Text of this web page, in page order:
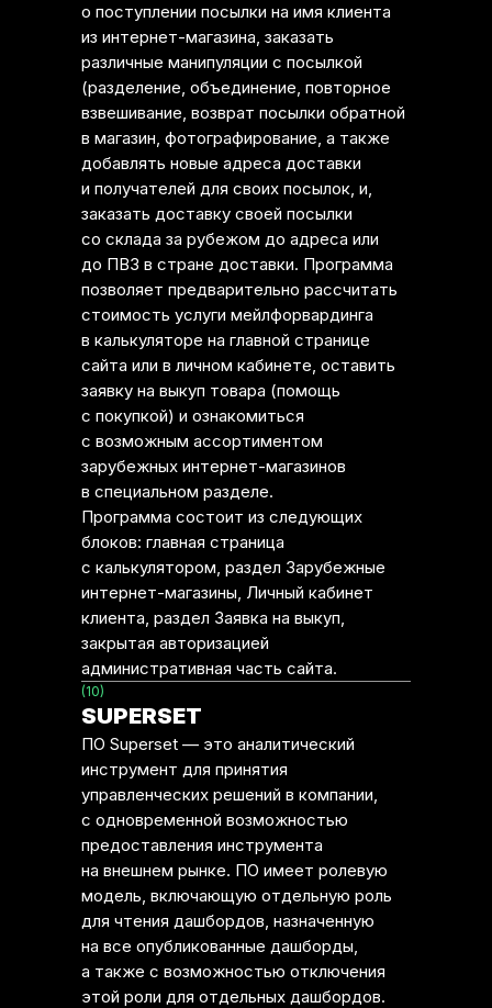
о поступлении посылки на имя клиента
из интернет-магазина, заказать
различные манипуляции с посылкой
(разделение, объединение, повторное
взвешивание, возврат посылки обратной
в магазин, фотографирование, а также
добавлять новые адреса доставки
и получателей для своих посылок, и,
заказать доставку своей посылки
со склада за рубежом до адреса или
до ПВЗ в стране доставки. Программа
позволяет предварительно рассчитать
стоимость услуги мейлфорвардинга
в калькуляторе на главной странице
сайта или в личном кабинете, оставить
заявку на выкуп товара (помощь
с покупкой) и ознакомиться
с возможным ассортиментом
зарубежных интернет-магазинов
в специальном разделе.
Программа состоит из следующих
блоков: главная страница
с калькулятором, раздел Зарубежные
интернет-магазины, Личный кабинет
клиента, раздел Заявка на выкуп,
закрытая авторизацией
административная часть сайта.
(10)
SUPERSET
ПО Superset — это аналитический
инструмент для принятия
управленческих решений в компании,
с одновременной возможностью
предоставления инструмента
на внешнем рынке. ПО имеет ролевую
модель, включающую отдельную роль
для чтения дашбордов, назначенную
на все опубликованные дашборды,
а также с возможностью отключения
этой роли для отдельных дашбордов.